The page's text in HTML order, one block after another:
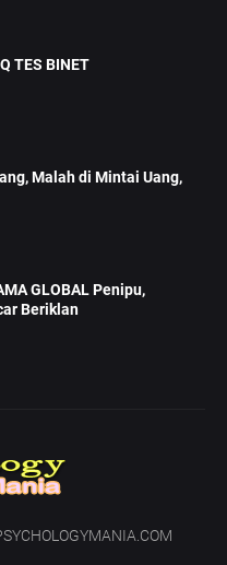
TES BINET
Malah di Mintai Uang,
GLOBAL Penipu,
Beriklan